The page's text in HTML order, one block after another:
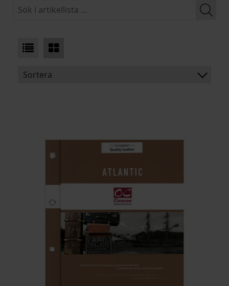
Sortera
ARTIKELKOD: